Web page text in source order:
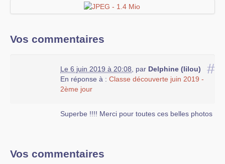
Vos commentaires
#
Le 6 juin 2019 à 20:08 par Delphine (lilou)
En réponse à : Classe découverte juin 2019 -
2ème jour
Superbe !!!! Merci pour toutes ces belles photos
Vos commentaires